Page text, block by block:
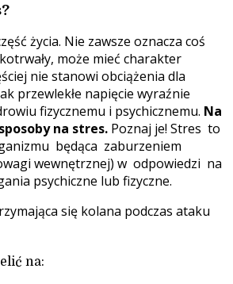
życia. Nie zawsze oznacza coś
może mieć charakter
nie stanowi obciążenia dla
przewlekłe napięcie wyraźnie
fizycznemu i psychicznemu. Na
na stres. Poznaj je! Stres to
będąca zaburzeniem
wewnętrznej) w odpowiedzi na
psychiczne lub fizyczne.
na: